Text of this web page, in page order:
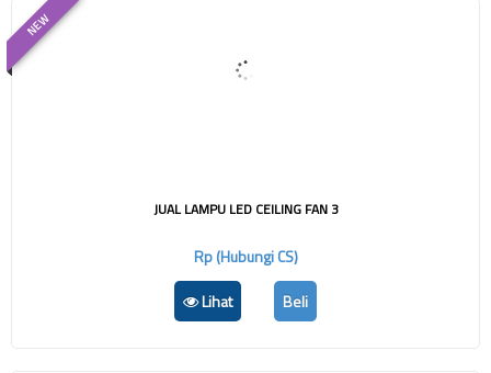
NEW
JUAL LAMPU LED CEILING FAN 3
Rp (Hubungi CS)
Lihat
Beli